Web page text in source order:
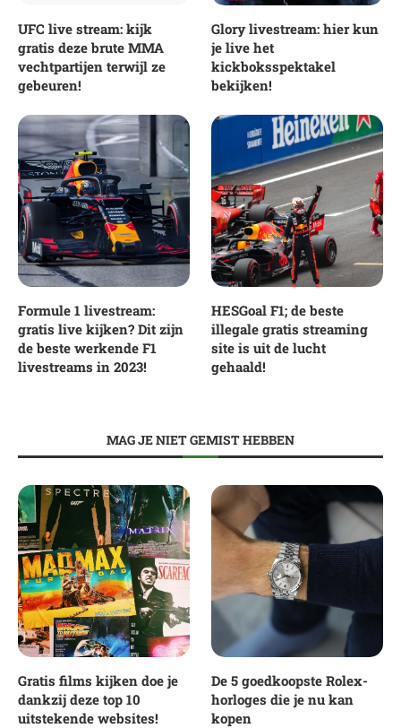
UFC live stream: kijk
gratis deze brute MMA
vechtpartijen terwijl ze
gebeuren!
Glory livestream: hier kun
je live het
kickboksspektakel
bekijken!
Formule 1 livestream:
gratis live kijken? Dit zijn
de beste werkende F1
livestreams in 2023!
HESGoal F1; de beste
illegale gratis streaming
site is uit de lucht
gehaald!
MAG JE NIET GEMIST HEBBEN
Gratis films kijken doe je
dankzij deze top 10
uitstekende websites!
De 5 goedkoopste Rolex-
horloges die je nu kan
kopen